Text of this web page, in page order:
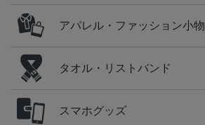
アパレル・ファッション小物
タオル・リストバンド
スマホグッズ